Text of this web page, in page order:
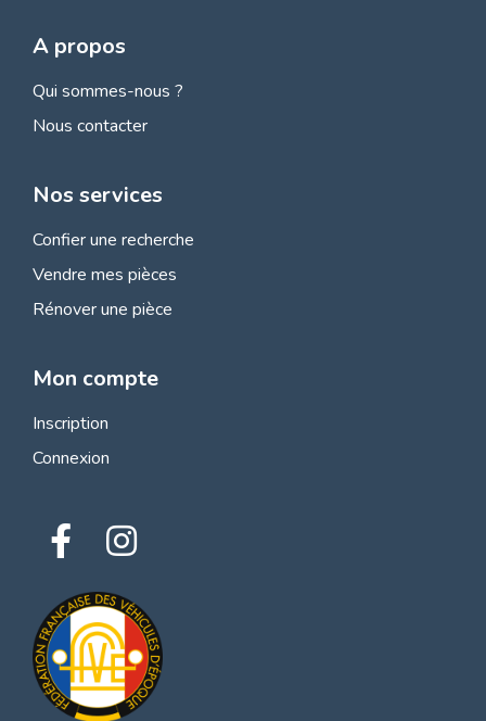
A propos
Qui sommes-nous ?
Nous contacter
Nos services
Confier une recherche
Vendre mes pièces
Rénover une pièce
Mon compte
Inscription
Connexion